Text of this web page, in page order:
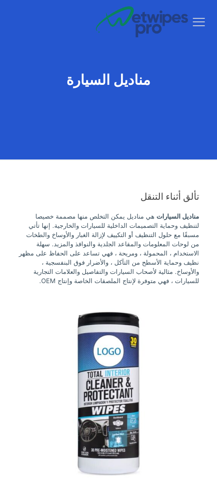
مناديل السيارة
تألق أثناء التنقل
مناديل السيارات هي مناديل يمكن التخلص منها مصممة خصيصا
لتنظيف وحماية التصميمات الداخلية للسيارات والخارجية. إنها تأتي
مسبقًا مع حلول التنظيف أو التكييف لإزالة الغبار والأوساخ والطخات
من لوحات المعلومات والمقاعد الجلدية والنوافذ والمزيد. سهلة
الاستخدام ، المحمولة ، ومريحة ، فهي تساعد على الحفاظ على مظهر
نظيف وحماية الأسطح من التآكل ، والأضرار فوق البنفسجية ،
والأوساخ. مثالية لأصحاب السيارات والتفاصيل والعلامات التجارية
للسيارات ، فهي متوفرة لإنتاج الملصقات الخاصة وإنتاج OEM.